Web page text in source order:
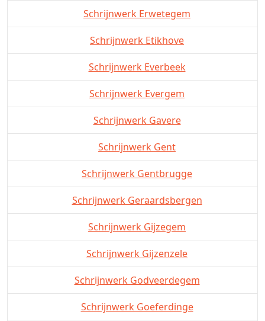
Schrijnwerk Erwetegem
Schrijnwerk Etikhove
Schrijnwerk Everbeek
Schrijnwerk Evergem
Schrijnwerk Gavere
Schrijnwerk Gent
Schrijnwerk Gentbrugge
Schrijnwerk Geraardsbergen
Schrijnwerk Gijzegem
Schrijnwerk Gijzenzele
Schrijnwerk Godveerdegem
Schrijnwerk Goeferdinge